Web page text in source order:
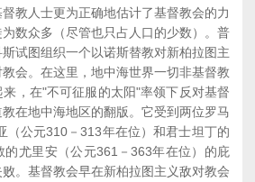
人士更为正确地估计了基督教会的力
数众多（尽管也只占人口的少数）。普
试图组织一个以诺斯替教对新柏拉图主
会。在这里，地中海世界一切非基督教
，在"不可征服的太阳"率领下反对基督
在地中海地区的翻版。它受到两位罗马
（公元310－313年在位）和君士坦丁的
的尤里安（公元361－363年在位）的庇
。基督教会早在新柏拉图主义敌对教会